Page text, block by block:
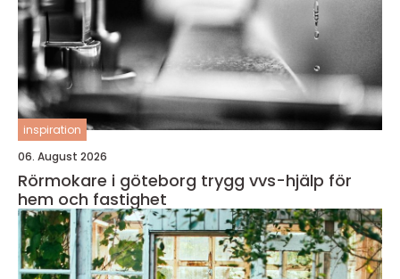
inspiration
06. August 2026
Rörmokare i göteborg trygg vvs-hjälp för
hem och fastighet